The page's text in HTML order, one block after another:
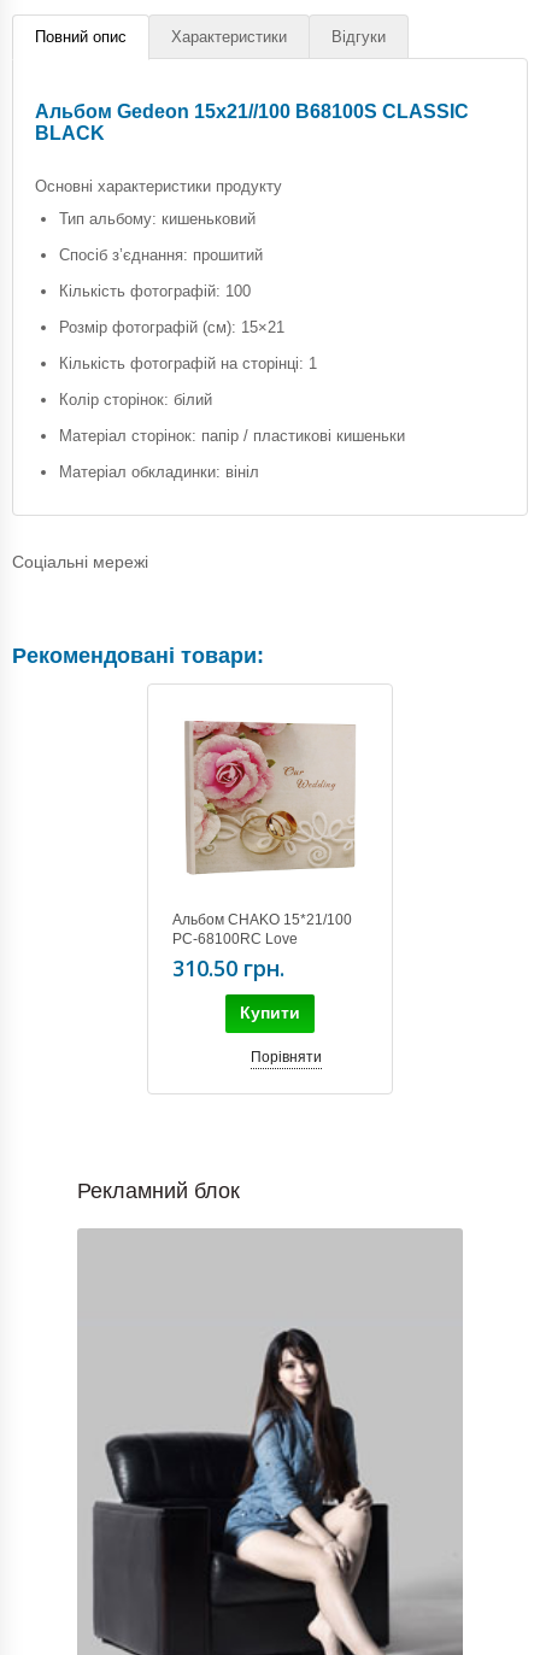
Повний опис Характеристики Відгуки
Альбом Gedeon 15х21//100 B68100S CLASSIC
BLACK
Основні характеристики продукту
Тип альбому: кишеньковий
Спосіб з’єднання: прошитий
Кількість фотографій: 100
Розмір фотографій (см): 15×21
Кількість фотографій на сторінці: 1
Колір сторінок: білий
Матеріал сторінок: папір / пластикові кишеньки
Матеріал обкладинки: вініл
Соціальні мережі
Рекомендовані товари:
Альбом CHAKO 15*21/100
PC-68100RC Love
310.50 грн.
Купити
Порівняти
Рекламний блок